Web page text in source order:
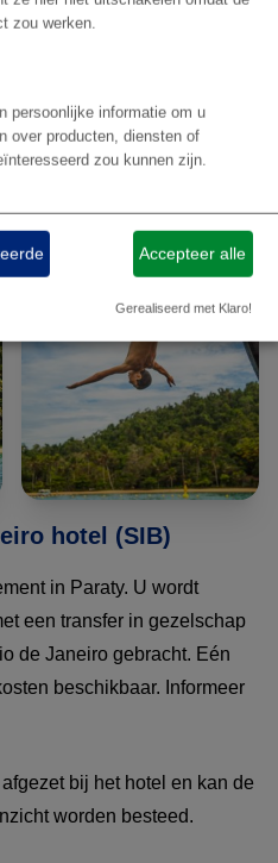
en hier is het
boottocht, in gezelschap
groep prachtige eilandjes
ongeveer een halve dag
eindigt weer bij het
de dag op eigen
hotel (SIB)
in Paraty. U wordt
een transfer in gezelschap
de Janeiro gebracht. Eén
beschikbaar. Informeer
bij het hotel en kan de
worden besteed.
zou werken.
persoonlijke informatie om u
over producten, diensten of
zou kunnen zijn.
Accepteer alle
Gerealiseerd met Klaro!